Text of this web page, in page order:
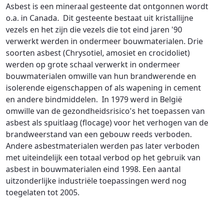
Asbest is een mineraal gesteente dat ontgonnen wordt
o.a. in Canada. Dit gesteente bestaat uit kristallijne
vezels en het zijn die vezels die tot eind jaren '90
verwerkt werden in ondermeer bouwmaterialen. Drie
soorten asbest (Chrysotiel, amosiet en crocidoliet)
werden op grote schaal verwerkt in ondermeer
bouwmaterialen omwille van hun brandwerende en
isolerende eigenschappen of als wapening in cement
en andere bindmiddelen. In 1979 werd in België
omwille van de gezondheidsrisico's het toepassen van
asbest als spuitlaag (flocage) voor het verhogen van de
brandweerstand van een gebouw reeds verboden.
Andere asbestmaterialen werden pas later verboden
met uiteindelijk een totaal verbod op het gebruik van
asbest in bouwmaterialen eind 1998. Een aantal
uitzonderlijke industriële toepassingen werd nog
toegelaten tot 2005.